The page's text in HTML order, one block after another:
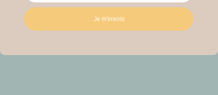
Je m'inscris